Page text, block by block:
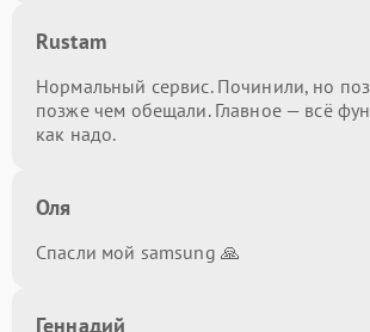
Rustam
Нормальный сервис. Починили, но
позже чем обещали. Главное — всё
как надо.
Оля
Спасли мой samsung 🙏
Геннадий